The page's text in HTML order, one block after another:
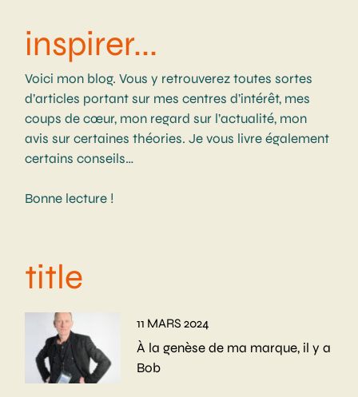
inspirer...
Voici mon blog. Vous y retrouverez toutes sortes
d’articles portant sur mes centres d’intérêt, mes
coups de cœur, mon regard sur l’actualité, mon
avis sur certaines théories. Je vous livre également
certains conseils…
Bonne lecture !
title
11 MARS 2024
À la genèse de ma marque, il y a
Bob